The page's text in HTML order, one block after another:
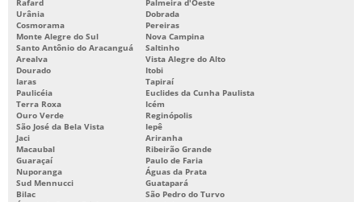
Rafard
Palmeira d'Oeste
Urânia
Dobrada
Cosmorama
Pereiras
Monte Alegre do Sul
Nova Campina
Santo Antônio do Aracanguá
Saltinho
Arealva
Vista Alegre do Alto
Dourado
Itobi
Iaras
Tapiraí
Paulicéia
Euclides da Cunha Paulista
Terra Roxa
Icém
Ouro Verde
Reginópolis
São José da Bela Vista
Iepê
Jaci
Ariranha
Macaubal
Ribeirão Grande
Guaraçaí
Paulo de Faria
Nuporanga
Águas da Prata
Sud Mennucci
Guatapará
Bilac
São Pedro do Turvo